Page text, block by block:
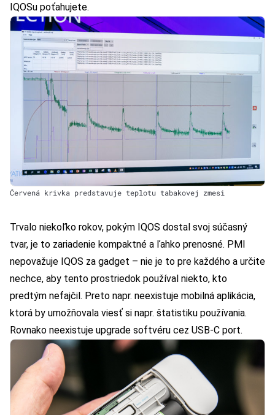
IQOSu poťahujete.
Červená krivka predstavuje teplotu tabakovej zmesi
Trvalo niekoľko rokov, pokým IQOS dostal svoj súčasný
tvar, je to zariadenie kompaktné a ľahko prenosné. PMI
nepovažuje IQOS za gadget – nie je to pre každého a určite
nechce, aby tento prostriedok používal niekto, kto
predtým nefajčil. Preto napr. neexistuje mobilná aplikácia,
ktorá by umožňovala viesť si napr. štatistiku používania.
Rovnako neexistuje upgrade softvéru cez USB-C port.